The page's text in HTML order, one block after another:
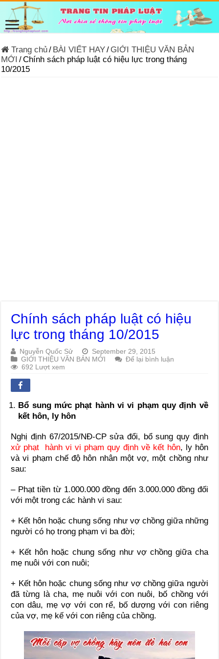
Trang chủ/ BÀI VIẾT HAY/ GIỚI THIỆU VĂN BẢN
MỚI /Chính sách pháp luật có hiệu lực trong tháng
10/2015
Chính sách pháp luật có hiệu
lực trong tháng 10/2015
Nguyễn Quốc Sử
September 29, 2015
GIỚI THIỆU VĂN BẢN MỚI
Để lại bình luận
692 Lượt xem
Bổ sung mức phạt hành vi vi phạm quy định về
kết hôn, ly hôn
Nghị định 67/2015/NĐ-CP sửa đổi, bổ sung quy định
xử phạt hành vi vi phạm quy định về kết hôn, ly hôn
và vi phạm chế độ hôn nhân một vợ, một chồng như
sau:
– Phạt tiền từ 1.000.000 đồng đến 3.000.000 đồng đối
với một trong các hành vi sau:
+ Kết hôn hoặc chung sống như vợ chồng giữa những
người có họ trong phạm vi ba đời;
+ Kết hôn hoặc chung sống như vợ chồng giữa cha
mẹ nuôi với con nuôi;
+ Kết hôn hoặc chung sống như vợ chồng giữa người
đã từng là cha, mẹ nuôi với con nuôi, bố chồng với
con dâu, mẹ vợ với con rể, bố dượng với con riêng
của vợ, mẹ kế với con riêng của chồng.